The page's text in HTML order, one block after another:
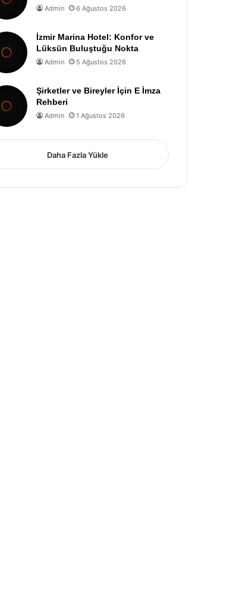
Admin 6 Ağustos 2026
İzmir Marina Hotel: Konfor ve
Lüksün Buluştuğu Nokta
Admin 5 Ağustos 2026
Şirketler ve Bireyler İçin E İmza
Rehberi
Admin 1 Ağustos 2026
Daha Fazla Yükle